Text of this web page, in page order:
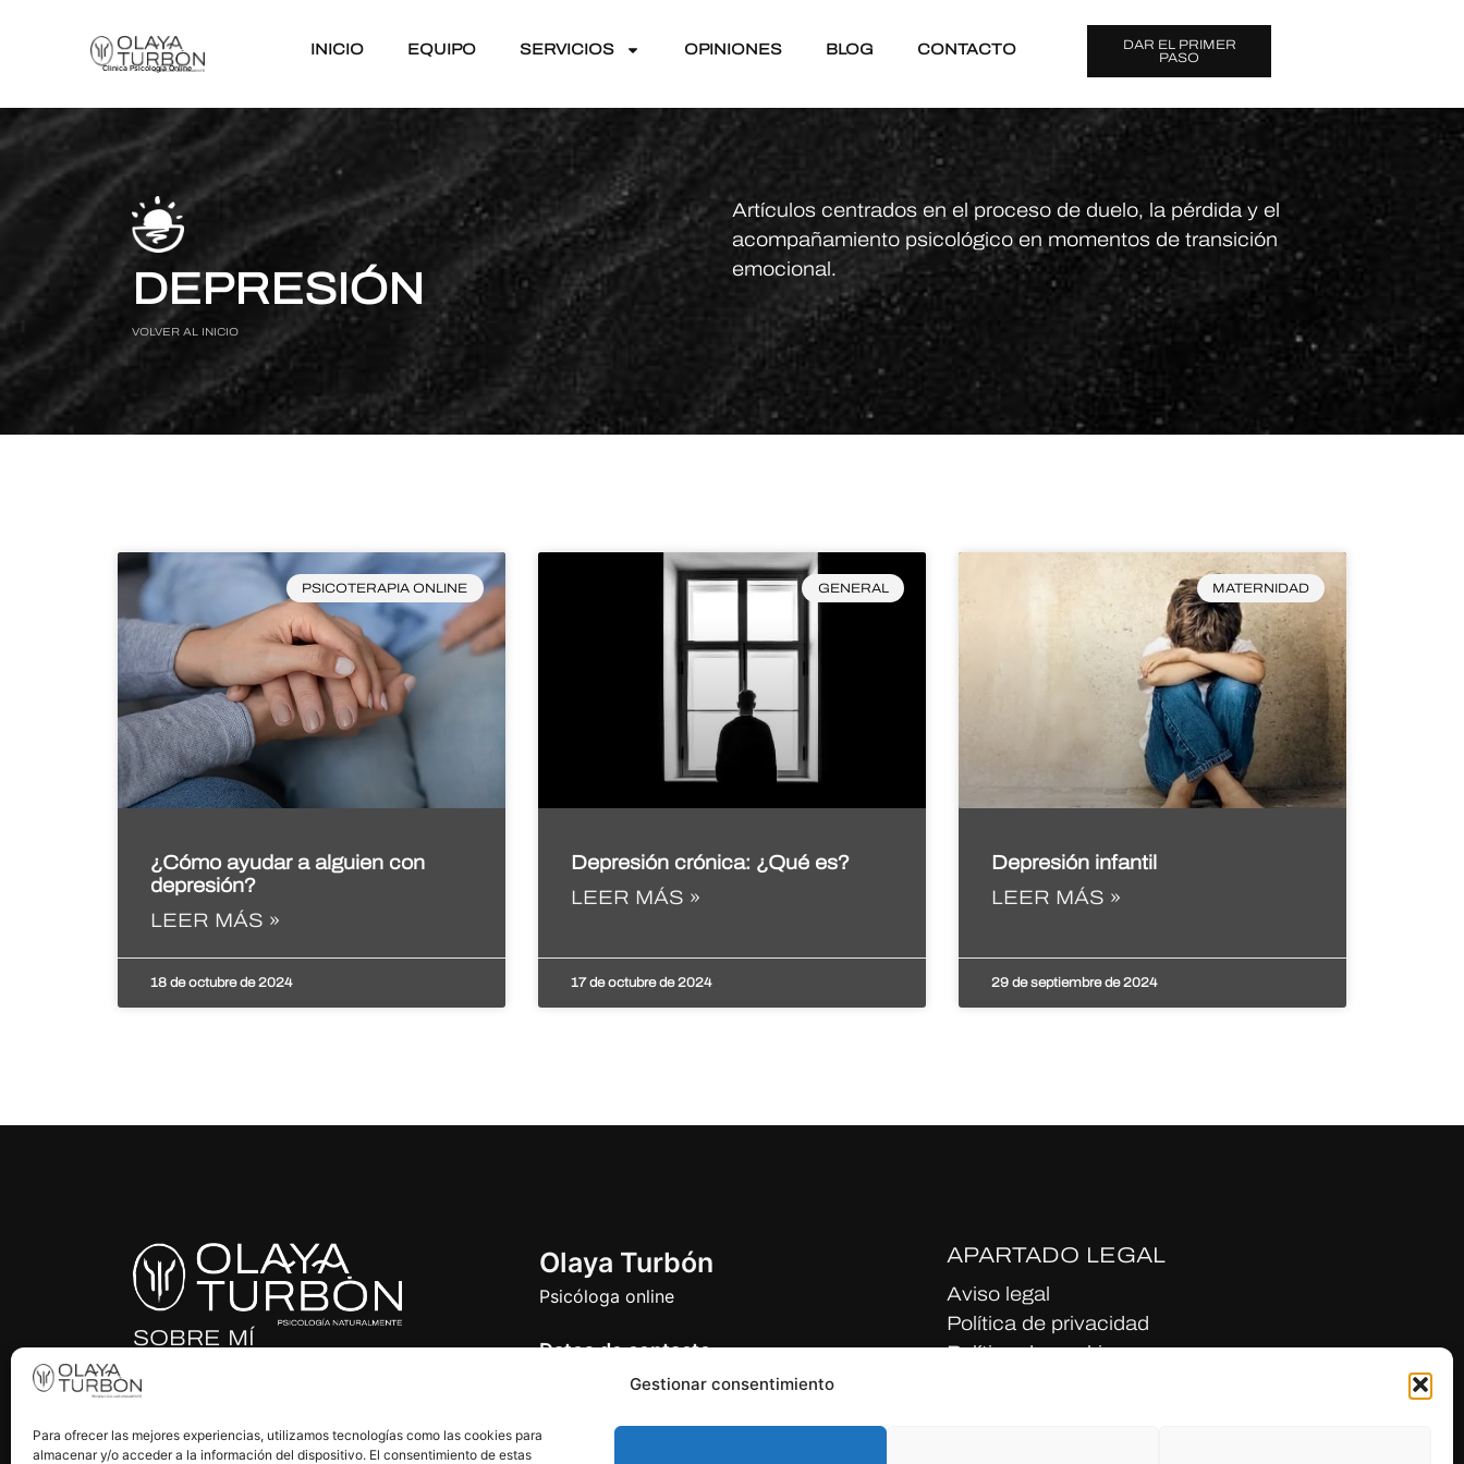
Gestionar consentimiento
Para ofrecer las mejores experiencias, utilizamos tecnologías como las cookies para
almacenar y/o acceder a la información del dispositivo. El consentimiento de estas
Clinica Psicología Online
INICIO EQUIPO SERVICIOS OPINIONES BLOG CONTACTO
DAR EL PRIMER
PASO
DEPRESIÓN
VOLVER AL INICIO
Artículos centrados en el proceso de duelo, la pérdida y el
acompañamiento psicológico en momentos de transición
emocional.
PSICOTERAPIA ONLINE
¿Cómo ayudar a alguien con
depresión?
LEER MÁS »
18 de octubre de 2024
GENERAL
Depresión crónica: ¿Qué es?
LEER MÁS »
17 de octubre de 2024
MATERNIDAD
Depresión infantil
LEER MÁS »
29 de septiembre de 2024
APARTADO LEGAL
Aviso legal
Política de privacidad
Política de cookies
Olaya Turbón
Psicóloga online
Datos de contacto
Olaya@turbonpsicologaonline.com
Número colegiada: O-03067
SOBRE MÍ
con años de experiencia ayudando a personas a lograr